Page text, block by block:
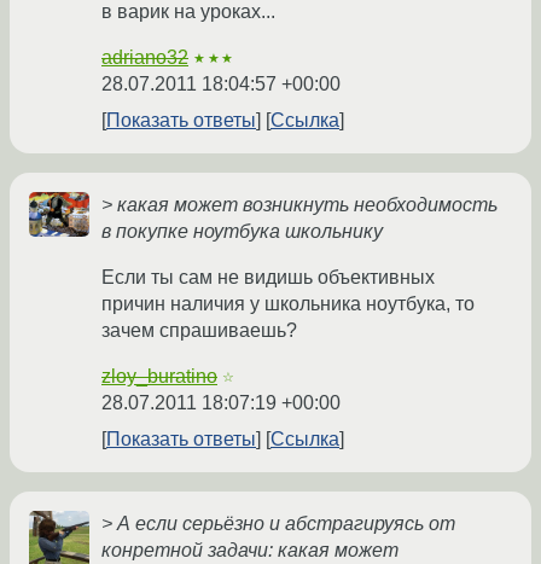
в варик на уроках...
adriano32 ★★★
28.07.2011 18:04:57 +00:00
Показать ответы
Ссылка
> какая может возникнуть необходимость
в покупке ноутбука школьнику
Если ты сам не видишь объективных
причин наличия у школьника ноутбука, то
зачем спрашиваешь?
zloy_buratino ☆
28.07.2011 18:07:19 +00:00
Показать ответы
Ссылка
> А если серьёзно и абстрагируясь от
конретной задачи: какая может